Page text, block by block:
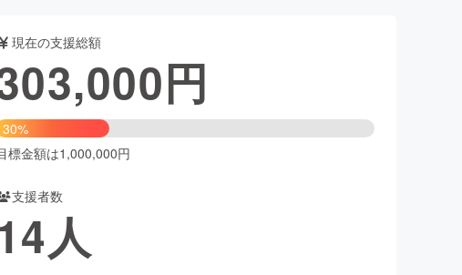
ンス
ファッション
ルスケア
現在の支援総額
円
30%
標金額は1,000,000円
支援者数
人